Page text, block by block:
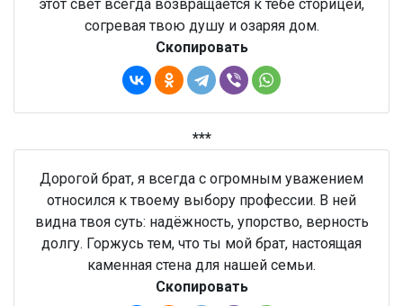
этот свет всегда возвращается к тебе сторицей,
согревая твою душу и озаряя дом.
Скопировать
***
Дорогой брат, я всегда с огромным уважением
относился к твоему выбору профессии. В ней
видна твоя суть: надёжность, упорство, верность
долгу. Горжусь тем, что ты мой брат, настоящая
каменная стена для нашей семьи.
Скопировать